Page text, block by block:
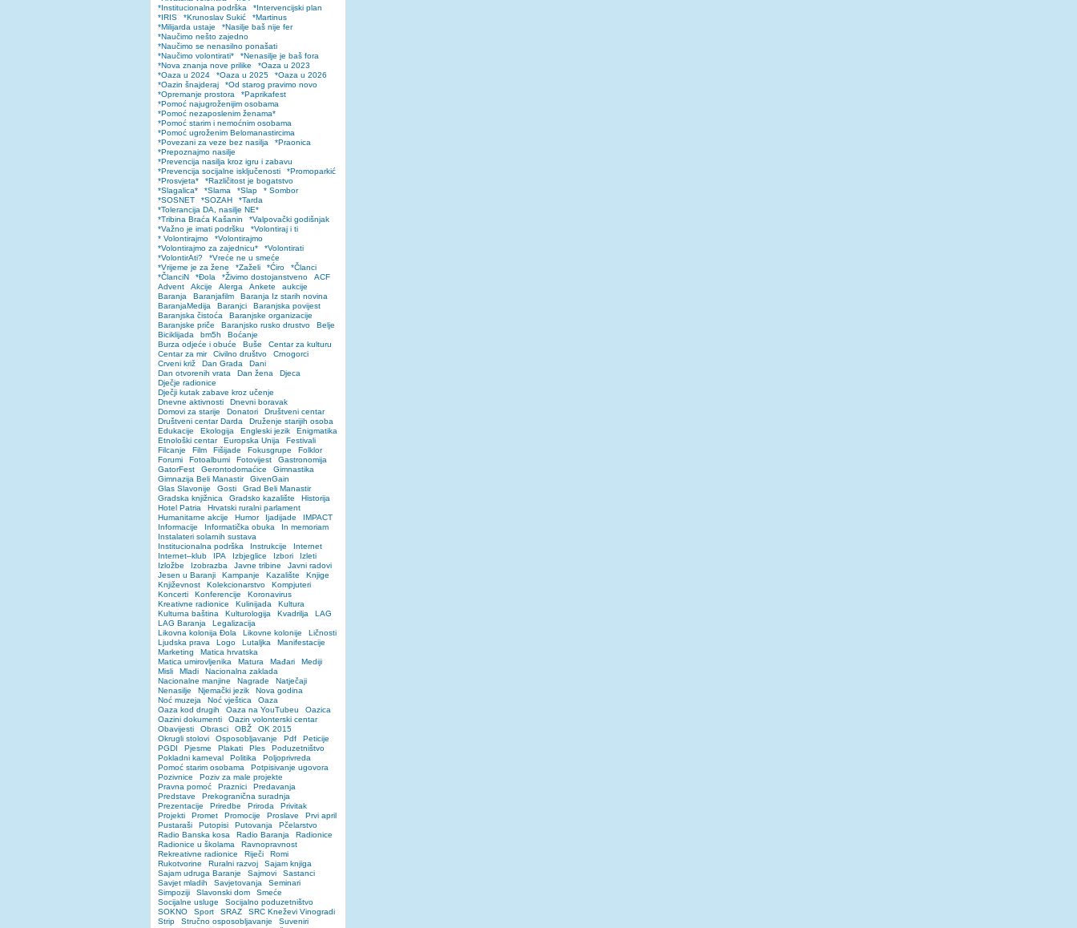
*Institucionalna podrška
*Intervencijski plan
*IRIS
*Krunoslav Sukić
*Martinus
*Milijarda ustaje
*Nasilje baš nije fer
*Naučimo nešto zajedno
*Naučimo se nenasilno ponašati
*Naučimo volontirati*
*Nenasilje je baš fora
*Nova znanja nove prilike
*Oaza u 2023
*Oaza u 2024
*Oaza u 2025
*Oaza u 2026
*Oazin šnajderaj
*Od starog pravimo novo
*Opremanje prostora
*Paprikafest
*Pomoć najugroženijim osobama
*Pomoć nezaposlenim ženama*
*Pomoć starim i nemoćnim osobama
*Pomoć ugroženim Belomanastircima
*Povezani za veze bez nasilja
*Praonica
*Prepoznajmo nasilje
*Prevencija nasilja kroz igru i zabavu
*Prevencija socijalne isključenosti
*Promoparkić
*Prosvjeta*
*Različitost je bogatstvo
*Slagalica*
*Slama *Slap
* Sombor
*SOSNET
*SOZAH
*Tarda
*Tolerancija DA, nasilje NE*
*Tribina Braća Kašanin
*Valpovački godišnjak
*Važno je imati podršku
*Volontiraj i ti
* Volontirajmo
*Volontirajmo
*Volontirajmo za zajednicu*
*Volontirati
*VolontirAti?
*Vreće ne u smeće
*Vrijeme je za žene
*Zaželi *Ćiro
*Članci
*ČlanciN
*Đola *Živimo dostojanstveno
ACF
Advent
Akcije Alerga Ankete
aukcije
Baranja
Baranjafilm
Baranja Iz starih novina
BaranjaMedija
Baranjci
Baranjska povijest
Baranjska čistoća
Baranjske organizacije
Baranjske priče
Baranjsko rusko drustvo
Belje
Biciklijada
bm5h
Boćanje
Burza odjeće i obuće
Buše
Centar za kulturu
Centar za mir
Civilno društvo
Crnogorci
Crveni križ
Dan Grada
Dani
Dan otvorenih vrata
Dan žena
Djeca
Dječje radionice
Dječji kutak zabave kroz učenje
Dnevne aktivnosti
Dnevni boravak
Domovi za starije
Donatori
Društveni centar
Društveni centar Darda
Druženje starijih osoba
Edukacije
Ekologija Engleski jezik
Enigmatika
Etnološki centar
Europska Unija
Festivali
Filcanje
Film Fišijade Fokusgrupe
Folklor
Forumi
Fotoalbumi Fotovijest
Gastronomija
GatorFest
Gerontodomaćice
Gimnastika
Gimnazija Beli Manastir
GivenGain
Glas Slavonije
Gosti
Grad Beli Manastir
Gradska knjižnica
Gradsko kazalište
Historija
Hotel Patria
Hrvatski ruralni parlament
Humanitarne akcije
Humor Ijadijade
IMPACT
Informacije
Informatička obuka
In memoriam
Instalateri solarnih sustava
Institucionalna podrška
Instrukcije
Internet
Internet–klub
IPA Izbjeglice Izbori
Izleti
Izložbe
Izobrazba Javne tribine
Javni radovi
Jesen u Baranji
Kampanje Kazalište
Knjige
Književnost
Kolekcionarstvo
Kompjuteri
Koncerti
Konferencije
Koronavirus
Kreativne radionice
Kulinijada
Kultura
Kulturna baština
Kulturologija Kvadrilja
LAG
LAG Baranja
Legalizacija
Likovna kolonija Đola
Likovne kolonije
Ličnosti
Ljudska prava
Logo Lutaljka
Manifestacije
Marketing
Matica hrvatska
Matica umirovljenika
Matura Mađari
Mediji
Misli
Mladi
Nacionalna zaklada
Nacionalne manjine
Nagrade
Natječaji
Nenasilje
Njemački jezik
Nova godina
Noć muzeja
Noć vještica
Oaza
Oaza kod drugih
Oaza na YouTubeu
Oazica
Oazini dokumenti
Oazin volonterski centar
Obavijesti
Obrasci OBŽ
OK 2015
Okrugli stolovi
Osposobljavanje Pdf
Peticije
PGDI
Pjesme Plakati Ples
Poduzetništvo
Pokladni karneval
Politika
Poljoprivreda
Pomoć starim osobama
Potpisivanje ugovora
Pozivnice
Poziv za male projekte
Pravna pomoć
Praznici
Predavanja
Predstave
Prekogranična suradnja
Prezentacije
Priredbe Priroda
Privitak
Projekti
Promet Promocije Proslave
Prvi april
Pustaraši
Putopisi Putovanja
Pčelarstvo
Radio Banska kosa
Radio Baranja
Radionice
Radionice u školama
Ravnopravnost
Rekreativne radionice
Riječi
Romi
Rukotvorine
Ruralni razvoj
Sajam knjiga
Sajam udruga Baranje
Sajmovi
Sastanci
Savjet mladih
Savjetovanja
Seminari
Simpoziji
Slavonski dom
Smeće
Socijalne usluge
Socijalno poduzetništvo
SOKNO
Sport SRAZ
SRC Kneževi Vinogradi
Strip
Stručno osposobljavanje
Suveniri